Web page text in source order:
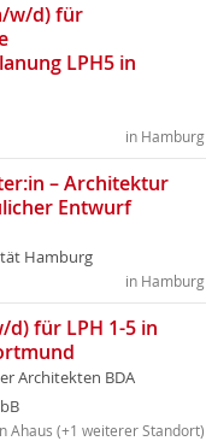
w/d) für
LPH5 in
in Hamburg
– Architektur
Entwurf
Hamburg
in Hamburg
für LPH 1-5 in
Architekten BDA
Ahaus (+1 weiterer Standort)